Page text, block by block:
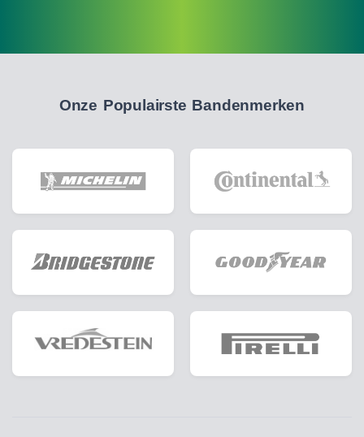
Onze Populairste Bandenmerken